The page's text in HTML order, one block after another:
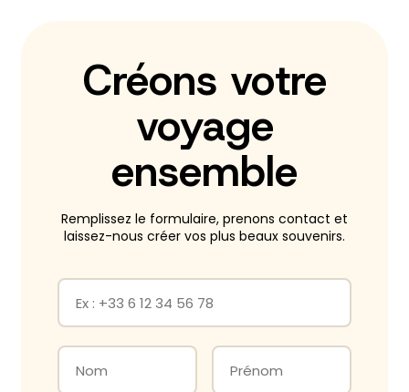
Créons votre
voyage
ensemble
Remplissez le formulaire, prenons contact et
laissez-nous créer vos plus beaux souvenirs.